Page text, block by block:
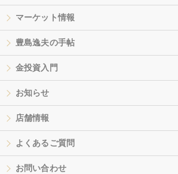
マーケット情報
豊島逸夫の手帖
金投資入門
お知らせ
店舗情報
よくあるご質問
お問い合わせ